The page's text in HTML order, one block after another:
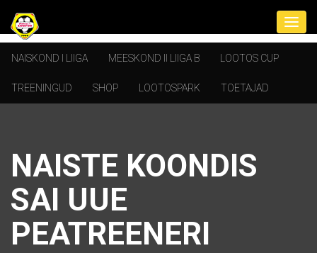
NAISKOND I LIIGA MEESKOND II LIIGA B LOOTOS CUP
TREENINGUD SHOP LOOTOSPARK TOETAJAD
NAISTE KOONDIS
SAI UUE
PEATREENERI